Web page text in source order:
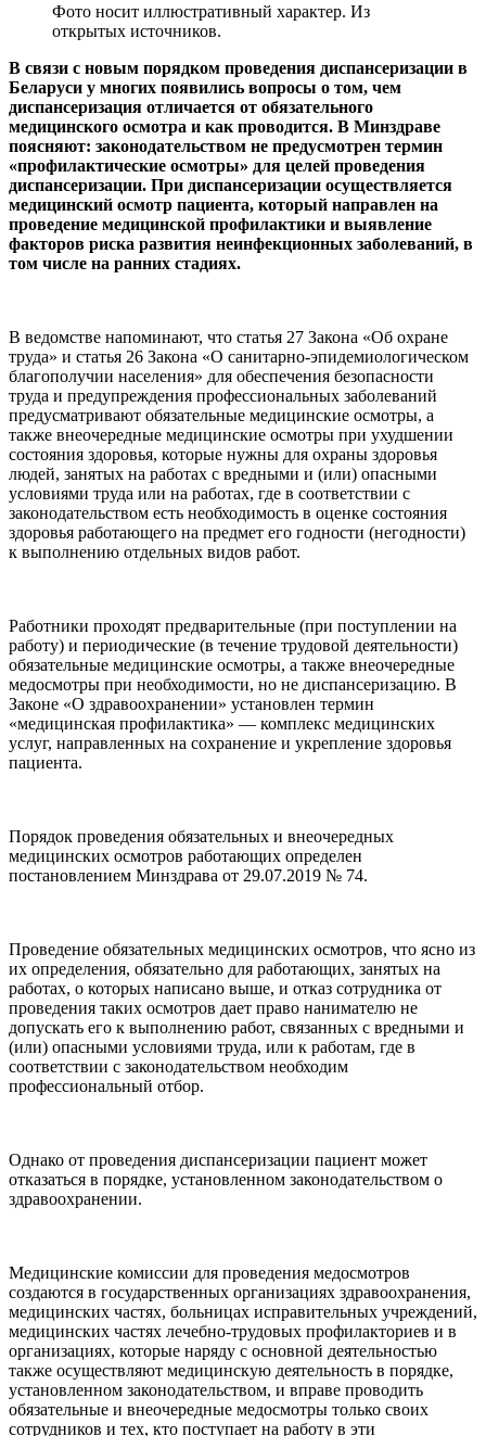
Фото носит иллюстративный характер. Из
открытых источников.
В связи с новым порядком проведения диспансеризации в
Беларуси у многих появились вопросы о том, чем
диспансеризация отличается от обязательного
медицинского осмотра и как проводится. В Минздраве
поясняют: законодательством не предусмотрен термин
«профилактические осмотры» для целей проведения
диспансеризации. При диспансеризации осуществляется
медицинский осмотр пациента, который направлен на
проведение медицинской профилактики и выявление
факторов риска развития неинфекционных заболеваний, в
том числе на ранних стадиях.
В ведомстве напоминают, что статья 27 Закона «Об охране
труда» и статья 26 Закона «О санитарно-эпидемиологическом
благополучии населения» для обеспечения безопасности
труда и предупреждения профессиональных заболеваний
предусматривают обязательные медицинские осмотры, а
также внеочередные медицинские осмотры при ухудшении
состояния здоровья, которые нужны для охраны здоровья
людей, занятых на работах с вредными и (или) опасными
условиями труда или на работах, где в соответствии с
законодательством есть необходимость в оценке состояния
здоровья работающего на предмет его годности (негодности)
к выполнению отдельных видов работ.
Работники проходят предварительные (при поступлении на
работу) и периодические (в течение трудовой деятельности)
обязательные медицинские осмотры, а также внеочередные
медосмотры при необходимости, но не диспансеризацию. В
Законе «О здравоохранении» установлен термин
«медицинская профилактика» — комплекс медицинских
услуг, направленных на сохранение и укрепление здоровья
пациента.
Порядок проведения обязательных и внеочередных
медицинских осмотров работающих определен
постановлением Минздрава от 29.07.2019 № 74.
Проведение обязательных медицинских осмотров, что ясно из
их определения, обязательно для работающих, занятых на
работах, о которых написано выше, и отказ сотрудника от
проведения таких осмотров дает право нанимателю не
допускать его к выполнению работ, связанных с вредными и
(или) опасными условиями труда, или к работам, где в
соответствии с законодательством необходим
профессиональный отбор.
Однако от проведения диспансеризации пациент может
отказаться в порядке, установленном законодательством о
здравоохранении.
Медицинские комиссии для проведения медосмотров
создаются в государственных организациях здравоохранения,
медицинских частях, больницах исправительных учреждений,
медицинских частях лечебно-трудовых профилакториев и в
организациях, которые наряду с основной деятельностью
также осуществляют медицинскую деятельность в порядке,
установленном законодательством, и вправе проводить
обязательные и внеочередные медосмотры только своих
сотрудников и тех, кто поступает на работу в эти